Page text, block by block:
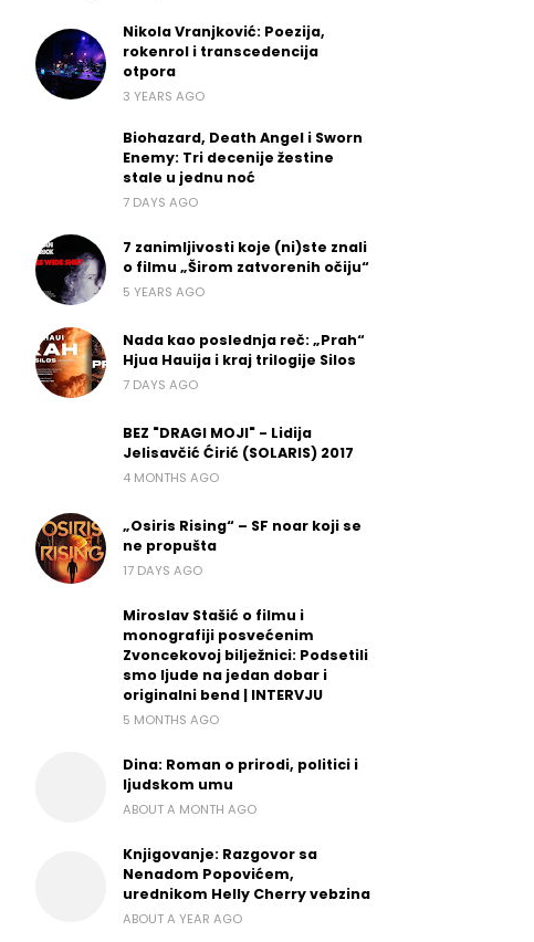
Nikola Vranjković: Poezija,
rokenrol i transcedencija
otpora
3 YEARS AGO
Biohazard, Death Angel i Sworn
Enemy: Tri decenije žestine
stale u jednu noć
7 DAYS AGO
7 zanimljivosti koje (ni)ste znali
o filmu „Širom zatvorenih očiju“
5 YEARS AGO
Nada kao poslednja reč: „Prah“
Hjua Hauija i kraj trilogije Silos
7 DAYS AGO
BEZ "DRAGI MOJI" - Lidija
Jelisavčić Ćirić (SOLARIS) 2017
4 MONTHS AGO
„Osiris Rising“ – SF noar koji se
ne propušta
17 DAYS AGO
Miroslav Stašić o filmu i
monografiji posvećenim
Zvoncekovoj bilježnici: Podsetili
smo ljude na jedan dobar i
originalni bend | INTERVJU
5 MONTHS AGO
Dina: Roman o prirodi, politici i
ljudskom umu
ABOUT A MONTH AGO
Knjigovanje: Razgovor sa
Nenadom Popovićem,
urednikom Helly Cherry vebzina
ABOUT A YEAR AGO